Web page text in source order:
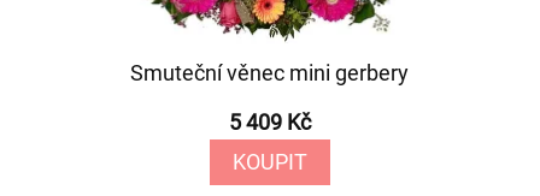
Smuteční věnec mini gerbery
5 409 Kč
KOUPIT